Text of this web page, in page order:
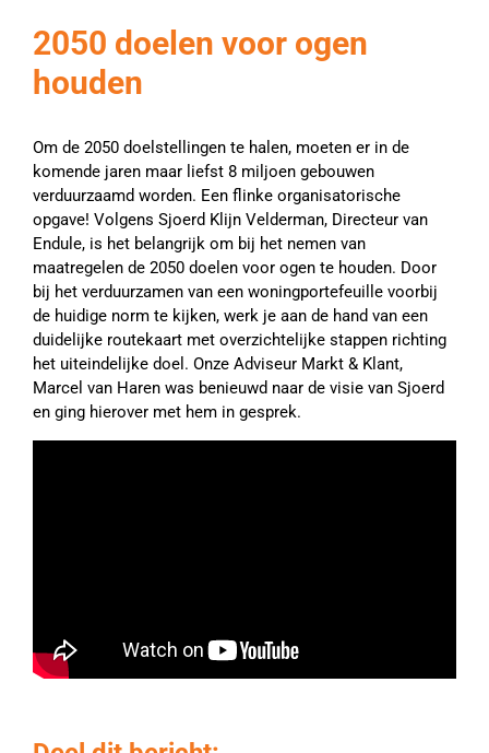
2050 doelen voor ogen
houden
Om de 2050 doelstellingen te halen, moeten er in de
komende jaren maar liefst 8 miljoen gebouwen
verduurzaamd worden. Een flinke organisatorische
opgave! Volgens Sjoerd Klijn Velderman, Directeur van
Endule, is het belangrijk om bij het nemen van
maatregelen de 2050 doelen voor ogen te houden. Door
bij het verduurzamen van een woningportefeuille voorbij
de huidige norm te kijken, werk je aan de hand van een
duidelijke routekaart met overzichtelijke stappen richting
het uiteindelijke doel. Onze Adviseur Markt & Klant,
Marcel van Haren was benieuwd naar de visie van Sjoerd
en ging hierover met hem in gesprek.